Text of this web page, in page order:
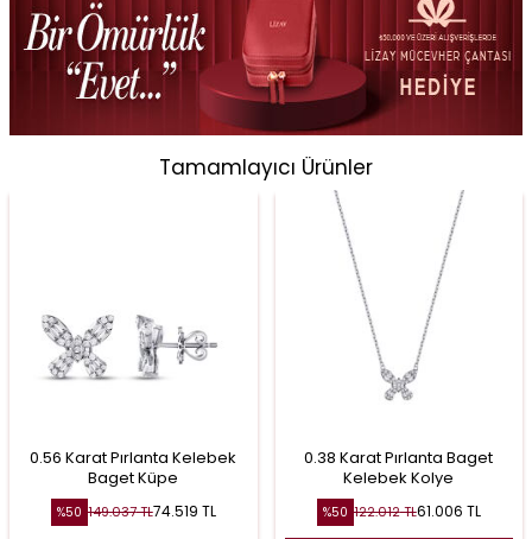
Tamamlayıcı Ürünler
0.56 Karat Pırlanta Kelebek
Baget Küpe
%50 149.037TL74.519 TL
0.38 Karat Pırlanta Baget
Kelebek Kolye
%50 122.012TL61.006 TL